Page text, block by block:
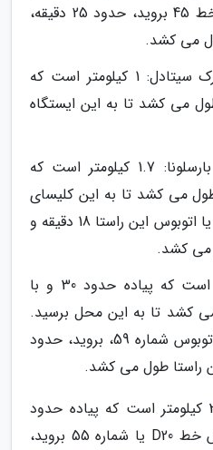
برسید. اگر با اتوبوس خط 45 بروید، حدود 25 دقیقه،
می کشد.
حمام های رومی و پارک سیتادل: 1 کیلومتر است که
19 دقیقه طول می کشد تا به این ایستگاه
لا سو، کلیسای جامع بارسلونا: 1.7 کیلومتر است که
28 دقیقه طول می کشد تا به این کلیسای
بارسلونا برسید. با مترو یا اتوبوس این راستا 18 دقیقه و
پلازا رئال: 1.9 کیلومتر است که پیاده حدود 30 و با
طول می کشد تا به این محل برسید.
اگر با مترو خط L4 یا اتوبوس شماره 59، بروید، حدود
تپه مونت خوییک: 3.8 کیلومتر است که پیاده حدود
یک ساعت و با اتوبوس خط D20 یا شماره 55 بروید،